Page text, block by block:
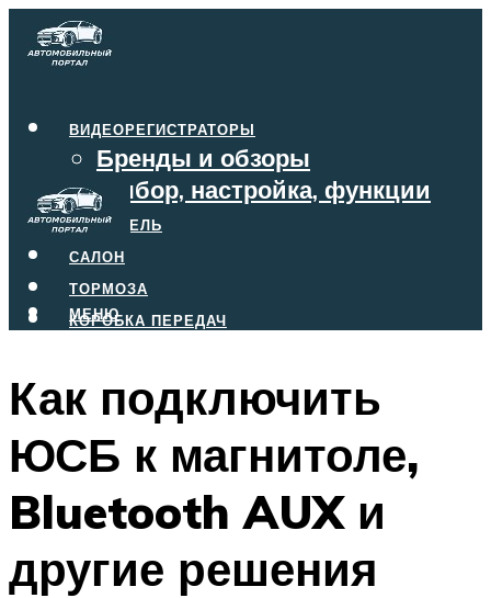
ВИДЕОРЕГИСТРАТОРЫ
Бренды и обзоры
Выбор, настройка, функции
ДВИГАТЕЛЬ
САЛОН
ТОРМОЗА
КОРОБКА ПЕРЕДАЧ
МЕНЮ
МЕНЮ
Как подключить
ЮСБ к магнитоле,
Bluetooth AUX и
другие решения